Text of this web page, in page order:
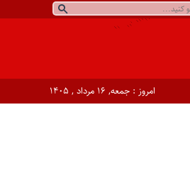
امروز : جمعه, ۱۶ مرداد , ۱۴۰۵